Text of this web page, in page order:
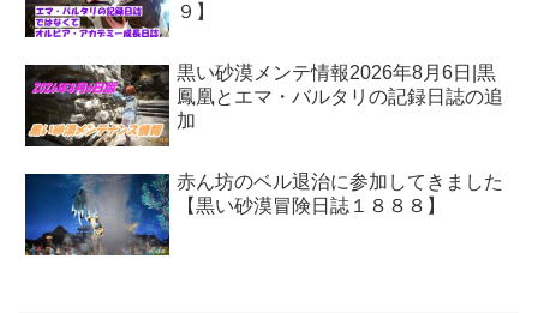
９】
黒い砂漠メンテ情報2026年8月6日|黒
鳳凰とエマ・バルタリの記録日誌の追
加
赤ん坊のベル退治に参加してきました
【黒い砂漠冒険日誌１８８８】